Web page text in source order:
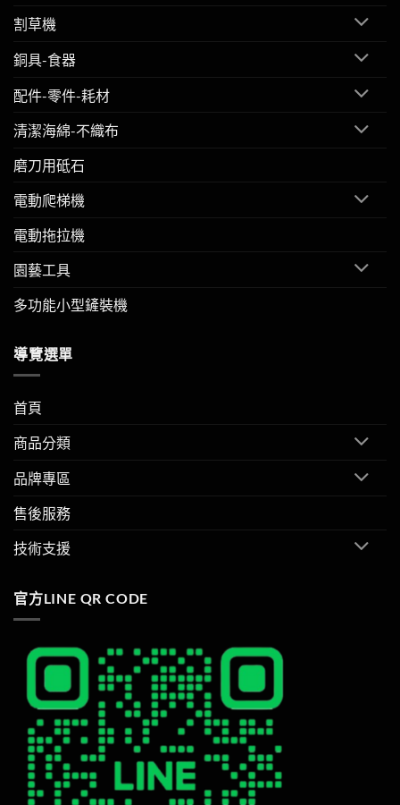
割草機
銅具-食器
配件-零件-耗材
清潔海綿-不織布
磨刀用砥石
電動爬梯機
電動拖拉機
園藝工具
多功能小型鏟裝機
導覽選單
首頁
商品分類
品牌專區
售後服務
技術支援
官方LINE QR CODE